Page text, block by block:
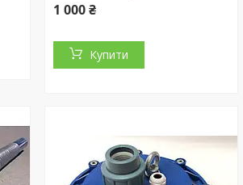
1 000 ₴
Купити